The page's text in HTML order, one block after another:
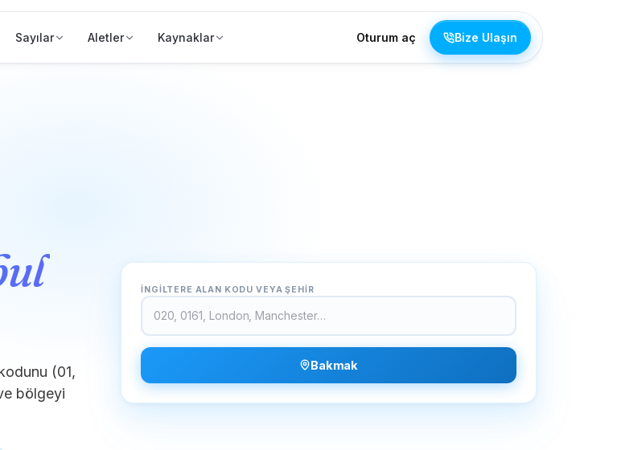
Sayılar Aletler Kaynaklar Oturum aç Bize Ulaşın
(01,
bölgeyi
İNGİLTERE ALAN KODU VEYA ŞEHİR
Bakmak